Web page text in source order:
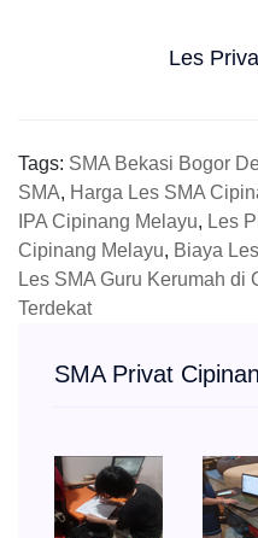
Les
Tags: SMA Bekasi Bogor
SMA, Harga Les SMA
IPA Cipinang Melayu, Les
Cipinang Melayu, Biaya
Les SMA Guru Kerumah di
Terdekat
SMA Privat